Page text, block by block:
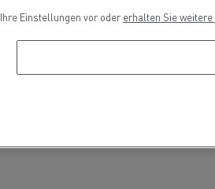
Einstellungen vor oder erhalten Sie